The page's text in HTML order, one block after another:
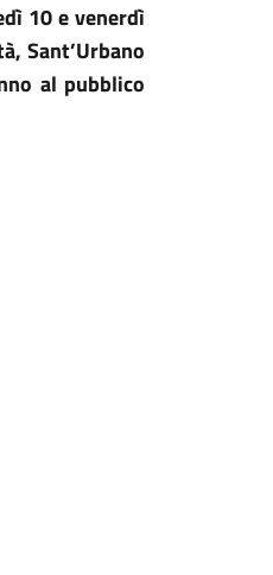
10 e venerdì
Sant’Urbano
al pubblico